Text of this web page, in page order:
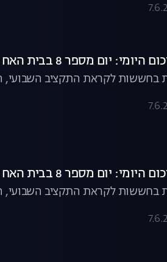
היומי: יום מספר 8 בבית האח הגדול
בחששות לקראת התקציב השבועי,
היומי: יום מספר 8 בבית האח הגדול
בחששות לקראת התקציב השבועי,